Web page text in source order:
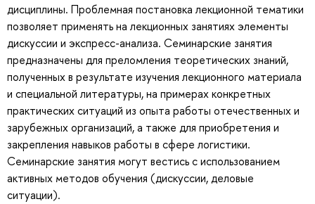
дисциплины. Проблемная постановка лекционной тематики
позволяет применять на лекционных занятиях элементы
дискуссии и экспресс-анализа. Семинарские занятия
предназначены для преломления теоретических знаний,
полученных в результате изучения лекционного материала
и специальной литературы, на примерах конкретных
практических ситуаций из опыта работы отечественных и
зарубежных организаций, а также для приобретения и
закрепления навыков работы в сфере логистики.
Семинарские занятия могут вестись с использованием
активных методов обучения (дискуссии, деловые
ситуации).